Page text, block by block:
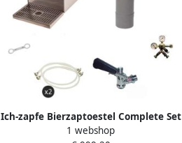
Ich-zapfe Bierzaptoestel Complete Set
STREAM 50 2-Lijnse Droogkoeler tot 55
1 webshop